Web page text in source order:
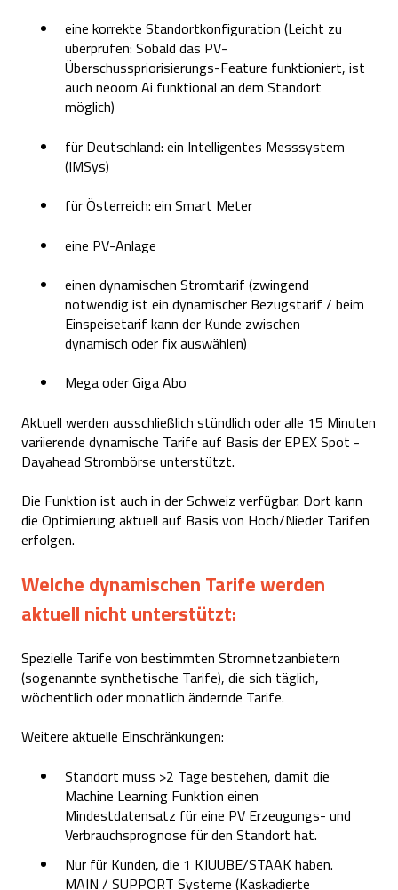
eine korrekte Standortkonfiguration (Leicht zu
überprüfen: Sobald das PV-
Überschusspriorisierungs-Feature funktioniert, ist
auch neoom Ai funktional an dem Standort
möglich)
für Deutschland: ein Intelligentes Messsystem
(IMSys)
für Österreich: ein Smart Meter
eine PV-Anlage
einen dynamischen Stromtarif (zwingend
notwendig ist ein dynamischer Bezugstarif / beim
Einspeisetarif kann der Kunde zwischen
dynamisch oder fix auswählen)
Mega oder Giga Abo
Aktuell werden ausschließlich stündlich oder alle 15 Minuten
variierende dynamische Tarife auf Basis der EPEX Spot -
Dayahead Strombörse unterstützt.
Die Funktion ist auch in der Schweiz verfügbar. Dort kann
die Optimierung aktuell auf Basis von Hoch/Nieder Tarifen
erfolgen.
Welche dynamischen Tarife werden
aktuell nicht unterstützt:
Spezielle Tarife von bestimmten Stromnetzanbietern
(sogenannte synthetische Tarife), die sich täglich,
wöchentlich oder monatlich ändernde Tarife.
Weitere aktuelle Einschränkungen:
Standort muss >2 Tage bestehen, damit die
Machine Learning Funktion einen
Mindestdatensatz für eine PV Erzeugungs- und
Verbrauchsprognose für den Standort hat.
Nur für Kunden, die 1 KJUUBE/STAAK haben.
MAIN / SUPPORT Systeme (Kaskadierte